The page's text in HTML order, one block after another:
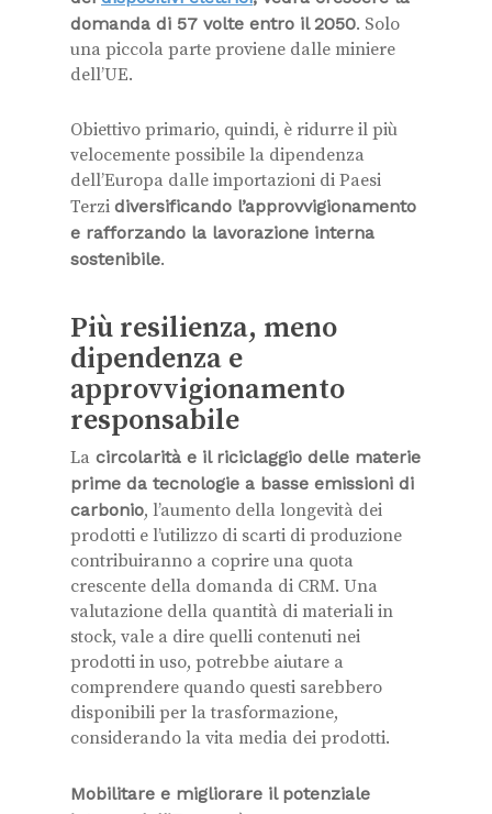
domanda di 57 volte entro il 2050. Solo
una piccola parte proviene dalle miniere
dell’UE.
Obiettivo primario, quindi, è ridurre il più
velocemente possibile la dipendenza
dell’Europa dalle importazioni di Paesi
Terzi diversificando l’approvvigionamento
e rafforzando la lavorazione interna
sostenibile.
Più resilienza, meno
dipendenza e
approvvigionamento
responsabile
La circolarità e il riciclaggio delle materie
prime da tecnologie a basse emissioni di
carbonio, l’aumento della longevità dei
prodotti e l’utilizzo di scarti di produzione
contribuiranno a coprire una quota
crescente della domanda di CRM. Una
valutazione della quantità di materiali in
stock, vale a dire quelli contenuti nei
prodotti in uso, potrebbe aiutare a
comprendere quando questi sarebbero
disponibili per la trasformazione,
considerando la vita media dei prodotti.
Mobilitare e migliorare il potenziale